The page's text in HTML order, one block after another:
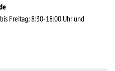
Freitag: 8:30-18:00 Uhr und